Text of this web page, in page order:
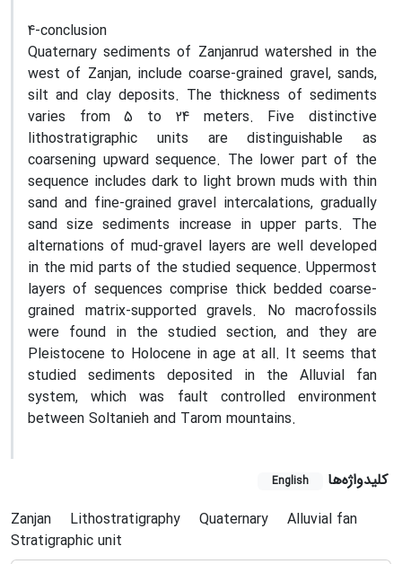
4-conclusion
Quaternary sediments of Zanjanrud watershed in the
west of Zanjan, include coarse-grained gravel, sands,
silt and clay deposits. The thickness of sediments
varies from 5 to 24 meters. Five distinctive
lithostratigraphic units are distinguishable as
coarsening upward sequence. The lower part of the
sequence includes dark to light brown muds with thin
sand and fine-grained gravel intercalations, gradually
sand size sediments increase in upper parts. The
alternations of mud-gravel layers are well developed
in the mid parts of the studied sequence. Uppermost
layers of sequences comprise thick bedded coarse-
grained matrix-supported gravels. No macrofossils
were found in the studied section, and they are
Pleistocene to Holocene in age at all. It seems that
studied sediments deposited in the Alluvial fan
system, which was fault controlled environment
between Soltanieh and Tarom mountains.
کلیدواژه‌ها English
Zanjan Lithostratigraphy Quaternary
Alluvial fan
Stratigraphic unit